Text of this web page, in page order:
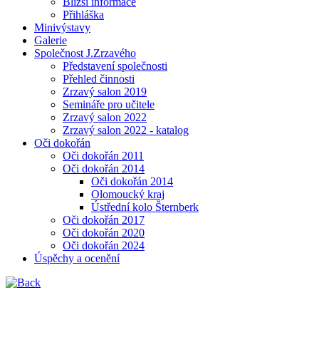
Přihláška
Minivýstavy
Galerie
Společnost J.Zrzavého
Představení společnosti
Přehled činnosti
Zrzavý salon 2019
Semináře pro učitele
Zrzavý salon 2022
Zrzavý salon 2022 - katalog
Oči dokořán
Oči dokořán 2011
Oči dokořán 2014
Oči dokořán 2014
Olomoucký kraj
Ústřední kolo Šternberk
Oči dokořán 2017
Oči dokořán 2020
Oči dokořán 2024
Úspěchy a ocenění